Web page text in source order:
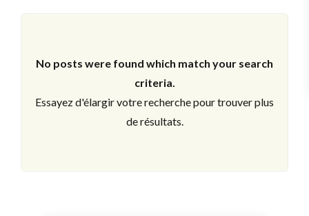
No posts were found which match your search
criteria.
Essayez d'élargir votre recherche pour trouver plus
de résultats.